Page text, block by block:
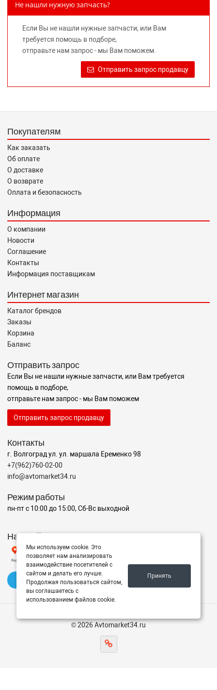
предлагаемых к продаже запасных частей для
правообладателей указанных товарных знаков.
Требование предоставлять покупателю необходимую и
достоверную информацию о товаре, предлагаемом к
продаже, обеспечивающую возможность их правильного
выбора возложено на продавца (изготовителя) Законом
«О защите прав потребителей».
Не нашли нужную запчасть?
Если Вы не нашли нужные запчасти, или Вам
требуется помощь в подборе,
отправьте нам запрос - мы Вам поможем.
Отправить запрос продавцу
Покупателям
Как заказать
Об оплате
О доставке
О возврате
Оплата и безопасность
Информация
О компании
Новости
Соглашение
Контакты
Информация поставщикам
Интернет магазин
Каталог брендов
Заказы
Корзина
Баланс
Отправить запрос
Если Вы не нашли нужные запчасти, или Вам требуется
помощь в подборе,
отправьте нам запрос - мы Вам поможем
Отправить запрос продавцу
Контакты
г. Волгоград ул. ул. маршала Еременко 98
+7(962)760-02-00
info@avtomarket34.ru
Режим работы
пн-пт с 10:00 до 15:00, Сб-Вс выходной
Наш рейтинг на Яндексе
✍️ Оставить отзыв
© 2026 Avtomarket34.ru
Мы используем cookie. Это
позволяет нам анализировать
взаимодействие посетителей с
сайтом и делать его лучше.
Продолжая пользоваться сайтом,
вы соглашаетесь с
использованием файлов cookie.
Принять